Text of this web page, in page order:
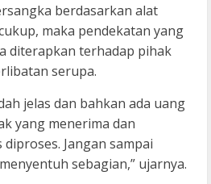
berdasarkan alat
maka pendekatan yang
diterapkan terhadap pihak
serupa.
jelas dan bahkan ada uang
yang menerima dan
Jangan sampai
sebagian,” ujarnya.